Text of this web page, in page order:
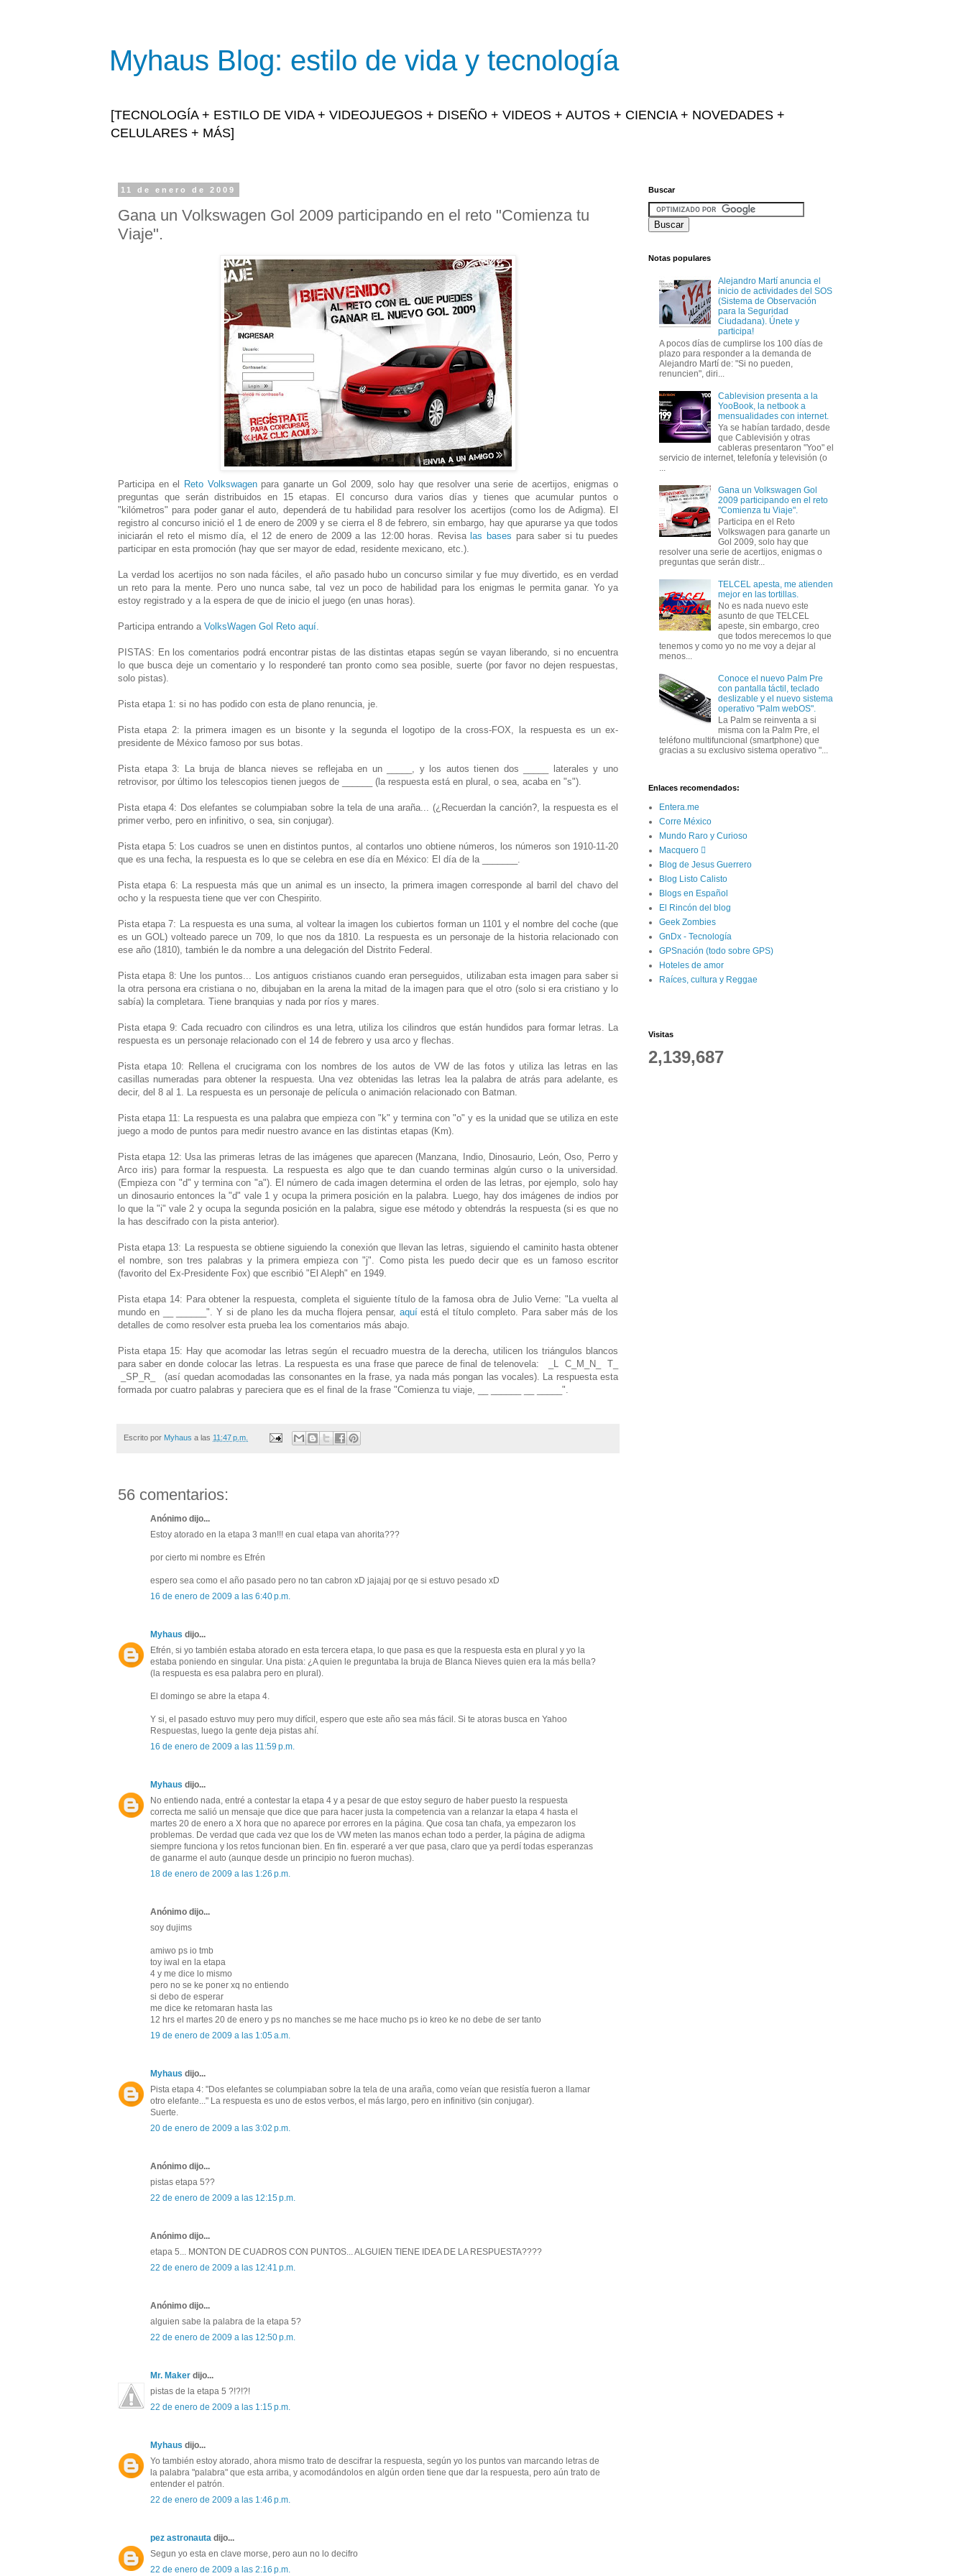
Myhaus Blog: estilo de vida y tecnología
[TECNOLOGÍA + ESTILO DE VIDA + VIDEOJUEGOS + DISEÑO + VIDEOS + AUTOS + CIENCIA + NOVEDADES +
CELULARES + MÁS]
11 de enero de 2009
Gana un Volkswagen Gol 2009 participando en el reto "Comienza tu
Viaje".
Participa en el Reto Volkswagenpara ganarte un Gol 2009, solo hay que resolver una serie de acertijos, enigmas o
preguntas que serán distribuidos en 15 etapas. El concurso dura varios días y tienes que acumular puntos o
"kilómetros" para poder ganar el auto, dependerá de tu habilidad para resolver los acertijos (como los de Adigma). El
registro al concurso inició el 1 de enero de 2009 y se cierra el 8 de febrero, sin embargo, hay que apurarse ya que todos
iniciarán el reto el mismo día, el 12 de enero de 2009 a las 12:00 horas. Revisalas bases para saber si tu puedes
participar en esta promoción (hay que ser mayor de edad, residente mexicano, etc.).
La verdad los acertijos no son nada fáciles, el año pasado hubo un concurso similar y fue muy divertido, es en verdad
un reto para la mente. Pero uno nunca sabe, tal vez un poco de habilidad para los enigmas le permita ganar. Yo ya
estoy registrado y a la espera de que de inicio el juego (en unas horas).
Participa entrando a VolksWagen Gol Reto aquí.
PISTAS: En los comentarios podrá encontrar pistas de las distintas etapas según se vayan liberando, si no encuentra
lo que busca deje un comentario y lo responderé tan pronto como sea posible, suerte (por favor no dejen respuestas,
solo pistas).
Pista etapa 1: si no has podido con esta de plano renuncia, je.
Pista etapa 2: la primera imagen es un bisonte y la segunda el logotipo de la cross-FOX, la respuesta es un ex-
presidente de México famoso por sus botas.
Pista etapa 3: La bruja de blanca nieves se reflejaba en un _____, y los autos tienen dos _____ laterales y uno
retrovisor, por último los telescopios tienen juegos de ______ (la respuesta está en plural, o sea, acaba en "s").
Pista etapa 4: Dos elefantes se columpiaban sobre la tela de una araña... (¿Recuerdan la canción?, la respuesta es el
primer verbo, pero en infinitivo, o sea, sin conjugar).
Pista etapa 5: Los cuadros se unen en distintos puntos, al contarlos uno obtiene números, los números son 1910-11-20
que es una fecha, la respuesta es lo que se celebra en ese día en México: El día de la _______.
Pista etapa 6: La respuesta más que un animal es un insecto, la primera imagen corresponde al barril del chavo del
ocho y la respuesta tiene que ver con Chespirito.
Pista etapa 7: La respuesta es una suma, al voltear la imagen los cubiertos forman un 1101 y el nombre del coche (que
es un GOL) volteado parece un 709, lo que nos da 1810. La respuesta es un personaje de la historia relacionado con
ese año (1810), también le da nombre a una delegación del Distrito Federal.
Pista etapa 8: Une los puntos... Los antiguos cristianos cuando eran perseguidos, utilizaban esta imagen para saber si
la otra persona era cristiana o no, dibujaban en la arena la mitad de la imagen para que el otro (solo si era cristiano y lo
sabía) la completara. Tiene branquias y nada por ríos y mares.
Pista etapa 9: Cada recuadro con cilindros es una letra, utiliza los cilindros que están hundidos para formar letras. La
respuesta es un personaje relacionado con el 14 de febrero y usa arco y flechas.
Pista etapa 10: Rellena el crucigrama con los nombres de los autos de VW de las fotos y utiliza las letras en las
casillas numeradas para obtener la respuesta. Una vez obtenidas las letras lea la palabra de atrás para adelante, es
decir, del 8 al 1. La respuesta es un personaje de película o animación relacionado con Batman.
Pista etapa 11: La respuesta es una palabra que empieza con "k" y termina con "o" y es la unidad que se utiliza en este
juego a modo de puntos para medir nuestro avance en las distintas etapas (Km).
Pista etapa 12: Usa las primeras letras de las imágenes que aparecen (Manzana, Indio, Dinosaurio, León, Oso, Perro y
Arco iris) para formar la respuesta. La respuesta es algo que te dan cuando terminas algún curso o la universidad.
(Empieza con "d" y termina con "a"). El número de cada imagen determina el orden de las letras, por ejemplo, solo hay
un dinosaurio entonces la "d" vale 1 y ocupa la primera posición en la palabra. Luego, hay dos imágenes de indios por
lo que la "i" vale 2 y ocupa la segunda posición en la palabra, sigue ese método y obtendrás la respuesta (si es que no
la has descifrado con la pista anterior).
Pista etapa 13: La respuesta se obtiene siguiendo la conexión que llevan las letras, siguiendo el caminito hasta obtener
el nombre, son tres palabras y la primera empieza con "j". Como pista les puedo decir que es un famoso escritor
(favorito del Ex-Presidente Fox) que escribió "El Aleph" en 1949.
Pista etapa 14: Para obtener la respuesta, completa el siguiente título de la famosa obra de Julio Verne: "La vuelta al
mundo en __ ______". Y si de plano les da mucha flojera pensar, aquíestá el título completo. Para saber más de los
detalles de como resolver esta prueba lea los comentarios más abajo.
Pista etapa 15: Hay que acomodar las letras según el recuadro muestra de la derecha, utilicen los triángulos blancos
para saber en donde colocar las letras. La respuesta es una frase que parece de final de telenovela: _L C_M_N_ T_
_SP_R_ (así quedan acomodadas las consonantes en la frase, ya nada más pongan las vocales). La respuesta esta
formada por cuatro palabras y pareciera que es el final de la frase "Comienza tu viaje, __ ______ __ _____".
Escrito por Myhaus a las 11:47 p.m.
56 comentarios:
Anónimo dijo...
Estoy atorado en la etapa 3 man!!! en cual etapa van ahorita???
por cierto mi nombre es Efrén
espero sea como el año pasado pero no tan cabron xD jajajaj por qe si estuvo pesado xD
16 de enero de 2009 a las 6:40 p.m.
Myhaus dijo...
Efrén, si yo también estaba atorado en esta tercera etapa, lo que pasa es que la respuesta esta en plural y yo la
estaba poniendo en singular. Una pista: ¿A quien le preguntaba la bruja de Blanca Nieves quien era la más bella?
(la respuesta es esa palabra pero en plural).
El domingo se abre la etapa 4.
Y si, el pasado estuvo muy pero muy difícil, espero que este año sea más fácil. Si te atoras busca en Yahoo
Respuestas, luego la gente deja pistas ahí.
16 de enero de 2009 a las 11:59 p.m.
Myhaus dijo...
No entiendo nada, entré a contestar la etapa 4 y a pesar de que estoy seguro de haber puesto la respuesta
correcta me salió un mensaje que dice que para hacer justa la competencia van a relanzar la etapa 4 hasta el
martes 20 de enero a X hora que no aparece por errores en la página. Que cosa tan chafa, ya empezaron los
problemas. De verdad que cada vez que los de VW meten las manos echan todo a perder, la página de adigma
siempre funciona y los retos funcionan bien. En fin. esperaré a ver que pasa, claro que ya perdí todas esperanzas
de ganarme el auto (aunque desde un principio no fueron muchas).
18 de enero de 2009 a las 1:26 p.m.
Anónimo dijo...
soy dujims
amiwo ps io tmb
toy iwal en la etapa
4 y me dice lo mismo
pero no se ke poner xq no entiendo
si debo de esperar
me dice ke retomaran hasta las
12 hrs el martes 20 de enero y ps no manches se me hace mucho ps io kreo ke no debe de ser tanto
19 de enero de 2009 a las 1:05 a.m.
Myhaus dijo...
Pista etapa 4: "Dos elefantes se columpiaban sobre la tela de una araña, como veían que resistía fueron a llamar
otro elefante..." La respuesta es uno de estos verbos, el más largo, pero en infinitivo (sin conjugar).
Suerte.
20 de enero de 2009 a las 3:02 p.m.
Anónimo dijo...
pistas etapa 5??
22 de enero de 2009 a las 12:15 p.m.
Anónimo dijo...
etapa 5... MONTON DE CUADROS CON PUNTOS... ALGUIEN TIENE IDEA DE LA RESPUESTA????
22 de enero de 2009 a las 12:41 p.m.
Anónimo dijo...
alguien sabe la palabra de la etapa 5?
22 de enero de 2009 a las 12:50 p.m.
Mr. Maker dijo...
pistas de la etapa 5 ?!?!?!
22 de enero de 2009 a las 1:15 p.m.
Myhaus dijo...
Yo también estoy atorado, ahora mismo trato de descifrar la respuesta, según yo los puntos van marcando letras de
la palabra "palabra" que esta arriba, y acomodándolos en algún orden tiene que dar la respuesta, pero aún trato de
entender el patrón.
22 de enero de 2009 a las 1:46 p.m.
pez astronauta dijo...
Segun yo esta en clave morse, pero aun no lo decifro
22 de enero de 2009 a las 2:16 p.m.
Buscar
Notas populares
Alejandro Martí anuncia el
inicio de actividades del SOS
(Sistema de Observación
para la Seguridad
Ciudadana). Únete y
participa!
A pocos días de cumplirse los 100 días de
plazo para responder a la demanda de
Alejandro Martí de: "Si no pueden,
renuncien", diri...
Cablevision presenta a la
YooBook, la netbook a
mensualidades con internet.
Ya se habían tardado, desde
que Cablevisión y otras
cableras presentaron "Yoo" el
servicio de internet, telefonía y televisión (o
...
Gana un Volkswagen Gol
2009 participando en el reto
"Comienza tu Viaje".
Participa en el Reto
Volkswagen para ganarte un
Gol 2009, solo hay que
resolver una serie de acertijos, enigmas o
preguntas que serán distr...
TELCEL apesta, me atienden
mejor en las tortillas.
No es nada nuevo este
asunto de que TELCEL
apeste, sin embargo, creo
que todos merecemos lo que
tenemos y como yo no me voy a dejar al
menos...
Conoce el nuevo Palm Pre
con pantalla táctil, teclado
deslizable y el nuevo sistema
operativo "Palm webOS".
La Palm se reinventa a si
misma con la Palm Pre, el
teléfono multifuncional (smartphone) que
gracias a su exclusivo sistema operativo "...
Enlaces recomendados:
Entera.me
Corre México
Mundo Raro y Curioso
Macquero 
Blog de Jesus Guerrero
Blog Listo Calisto
Blogs en Español
El Rincón del blog
Geek Zombies
GnDx - Tecnología
GPSnación (todo sobre GPS)
Hoteles de amor
Raíces, cultura y Reggae
Visitas
2,139,687